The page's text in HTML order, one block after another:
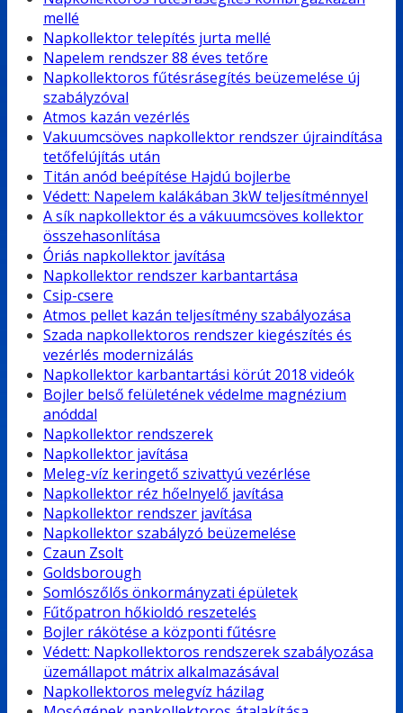
mellé
Napkollektor telepítés jurta mellé
Napelem rendszer 88 éves tetőre
Napkollektoros fűtésrásegítés beüzemelése új
szabályzóval
Atmos kazán vezérlés
Vakuumcsöves napkollektor rendszer újraindítása
tetőfelújítás után
Titán anód beépítése Hajdú bojlerbe
Védett: Napelem kalákában 3kW teljesítménnyel
A sík napkollektor és a vákuumcsöves kollektor
összehasonlítása
Óriás napkollektor javítása
Napkollektor rendszer karbantartása
Csip-csere
Atmos pellet kazán teljesítmény szabályozása
Szada napkollektoros rendszer kiegészítés és
vezérlés modernizálás
Napkollektor karbantartási körút 2018 videók
Bojler belső felületének védelme magnézium
anóddal
Napkollektor rendszerek
Napkollektor javítása
Meleg-víz keringető szivattyú vezérlése
Napkollektor réz hőelnyelő javítása
Napkollektor rendszer javítása
Napkollektor szabályzó beüzemelése
Czaun Zsolt
Goldsborough
Somlószőlős önkormányzati épületek
Fűtőpatron hőkioldó reszetelés
Bojler rákötése a központi fűtésre
Védett: Napkollektoros rendszerek szabályozása
üzemállapot mátrix alkalmazásával
Napkollektoros melegvíz házilag